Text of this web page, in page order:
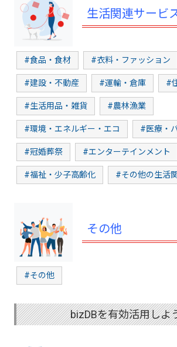
生活関連サービ
#食品・食材 #衣料・ファッション
#建設・不動産 #運輸・倉庫 #
#生活用品・雑貨 #農林漁業
#環境・エネルギー・エコ #医療・
#冠婚葬祭 #エンターテインメント
#福祉・少子高齢化 #その他の生活
その他
#その他
bizDBを有効活用しよ